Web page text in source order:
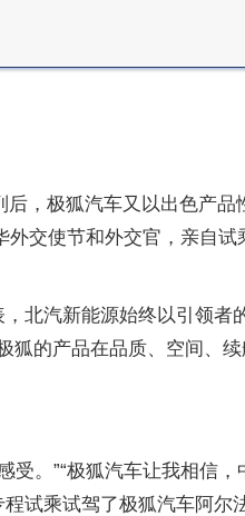
，极狐汽车又以出色产
交使节和外交官，亲自
北汽新能源始终以引领
狐的产品在品质、空间
。”“极狐汽车让我相信
试乘试驾了极狐汽车阿